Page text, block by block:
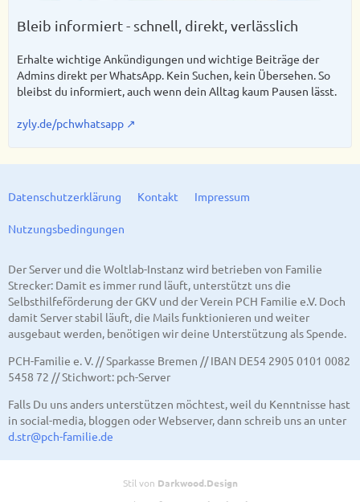
Bleib informiert - schnell, direkt, verlässlich
Erhalte wichtige Ankündigungen und wichtige Beiträge der
Admins direkt per WhatsApp. Kein Suchen, kein Übersehen. So
bleibst du informiert, auch wenn dein Alltag kaum Pausen lässt.
zyly.de/pchwhatsapp
Datenschutzerklärung Kontakt Impressum
Nutzungsbedingungen
Der Server und die Woltlab-Instanz wird betrieben von Familie
Strecker: Damit es immer rund läuft, unterstützt uns die
Selbsthilfeförderung der GKV und der Verein PCH Familie e.V. Doch
damit Server stabil läuft, die Mails funktionieren und weiter
ausgebaut werden, benötigen wir deine Unterstützung als Spende.
PCH-Familie e. V. // Sparkasse Bremen // IBAN DE54 2905 0101 0082
5458 72 // Stichwort: pch-Server
Falls Du uns anders unterstützen möchtest, weil du Kenntnisse hast
in social-media, bloggen oder Webserver, dann schreib uns an unter
d.str@pch-familie.de
Stil von Darkwood.Design